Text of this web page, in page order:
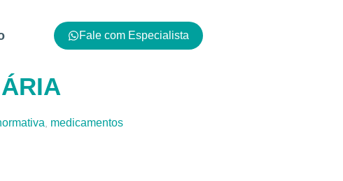
Fale com Especialista
medicamentos